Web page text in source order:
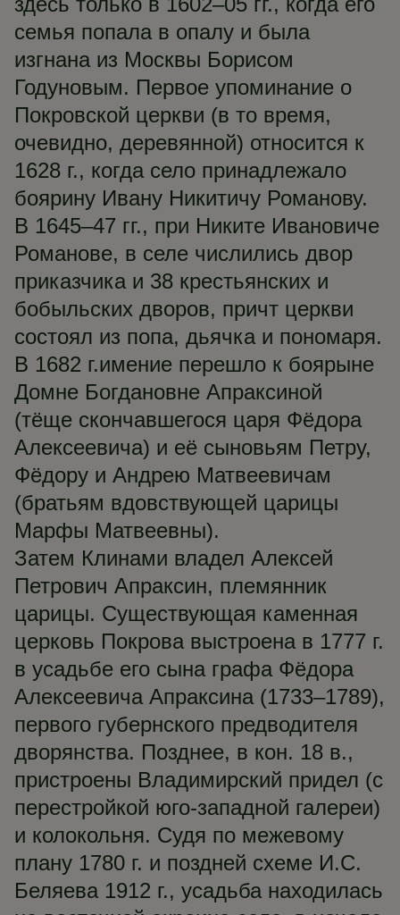
семья попала в опалу и была
изгнана из Москвы Борисом
Годуновым. Первое упоминание о
Покровской церкви (в то время,
очевидно, деревянной) относится к
1628 г., когда село принадлежало
боярину Ивану Никитичу Романову.
В 1645–47 гг., при Никите Ивановиче
Романове, в селе числились двор
приказчика и 38 крестьянских и
бобыльских дворов, причт церкви
состоял из попа, дьячка и пономаря.
В 1682 г.имение перешло к боярыне
Домне Богдановне Апраксиной
(тёще скончавшегося царя Фёдора
Алексеевича) и её сыновьям Петру,
Фёдору и Андрею Матвеевичам
(братьям вдовствующей царицы
Марфы Матвеевны).
Затем Клинами владел Алексей
Петрович Апраксин, племянник
царицы. Существующая каменная
церковь Покрова выстроена в 1777 г.
в усадьбе его сына графа Фёдора
Алексеевича Апраксина (1733–1789),
первого губернского предводителя
дворянства. Позднее, в кон. 18 в.,
пристроены Владимирский придел (с
перестройкой юго-западной галереи)
и колокольня. Судя по межевому
плану 1780 г. и поздней схеме И.С.
Беляева 1912 г., усадьба находилась